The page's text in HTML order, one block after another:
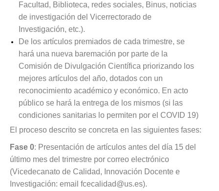
Facultad, Biblioteca, redes sociales, Binus, noticias
de investigación del Vicerrectorado de
Investigación, etc.).
De los artículos premiados de cada trimestre, se
hará una nueva baremación por parte de la
Comisión de Divulgación Científica priorizando los
mejores artículos del año, dotados con un
reconocimiento académico y económico. En acto
público se hará la entrega de los mismos (si las
condiciones sanitarias lo permiten por el COVID 19)
El proceso descrito se concreta en las siguientes fases:
Fase 0: Presentación de artículos antes del día 15 del
último mes del trimestre por correo electrónico
(Vicedecanato de Calidad, Innovación Docente e
Investigación: email fcecalidad@us.es).